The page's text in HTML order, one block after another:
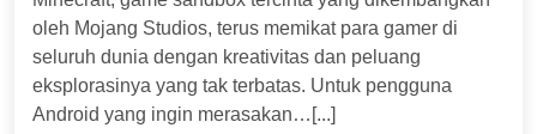
oleh Mojang Studios, terus memikat para gamer di
seluruh dunia dengan kreativitas dan peluang
eksplorasinya yang tak terbatas. Untuk pengguna
Android yang ingin merasakan…[...]